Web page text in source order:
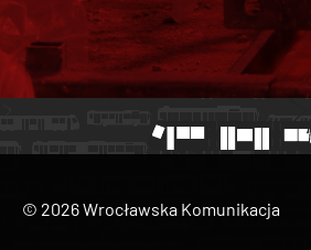
© 2026 Wrocławska Komunikacja